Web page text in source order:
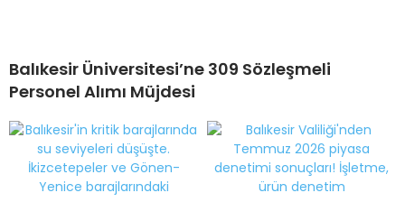
Balıkesir Üniversitesi’ne 309 Sözleşmeli
Personel Alımı Müjdesi